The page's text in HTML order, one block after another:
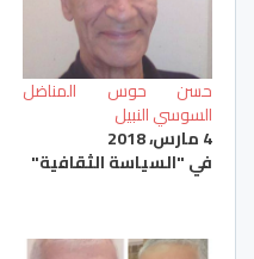
حسن حوس المناضل
السوسي النبيل
4 مارس، 2018
في "السياسة الثقافية"